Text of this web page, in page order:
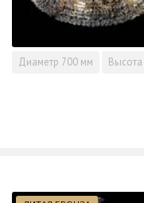
Диаметр 700 мм Высота